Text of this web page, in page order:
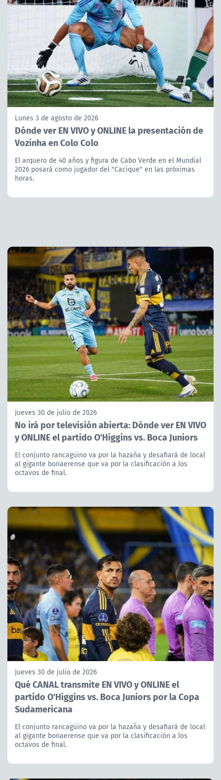
Lunes 3 de agosto de 2026
Dónde ver EN VIVO y ONLINE la presentación de
Vozinha en Colo Colo
El arquero de 40 años y figura de Cabo Verde en el Mundial
2026 posará como jugador del "Cacique" en las próximas
horas.
Jueves 30 de julio de 2026
No irá por televisión abierta: Dónde ver EN VIVO
y ONLINE el partido O'Higgins vs. Boca Juniors
El conjunto rancagüino va por la hazaña y desafiará de local
al gigante bonaerense que va por la clasificación a los
octavos de final.
Jueves 30 de julio de 2026
Qué CANAL transmite EN VIVO y ONLINE el
partido O'Higgins vs. Boca Juniors por la Copa
Sudamericana
El conjunto rancagüino va por la hazaña y desafiará de local
al gigante bonaerense que va por la clasificación a los
octavos de final.